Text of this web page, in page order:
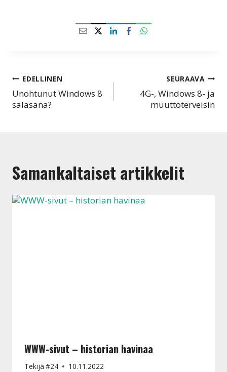
Artikkelien
selaus
EDELLINEN
Unohtunut Windows 8
salasana?
SEURAAVA
4G-, Windows 8- ja
muuttoterveisin
Samankaltaiset artikkelit
WWW-sivut – historian havinaa
Tekijä #24 10.11.2022